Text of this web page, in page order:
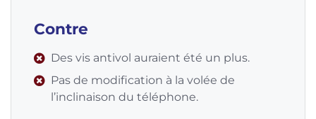
Contre
Des vis antivol auraient été un plus.
Pas de modification à la volée de
l’inclinaison du téléphone.